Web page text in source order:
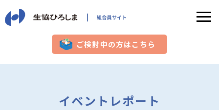
ご検討中の方はこちら
イベントレポート